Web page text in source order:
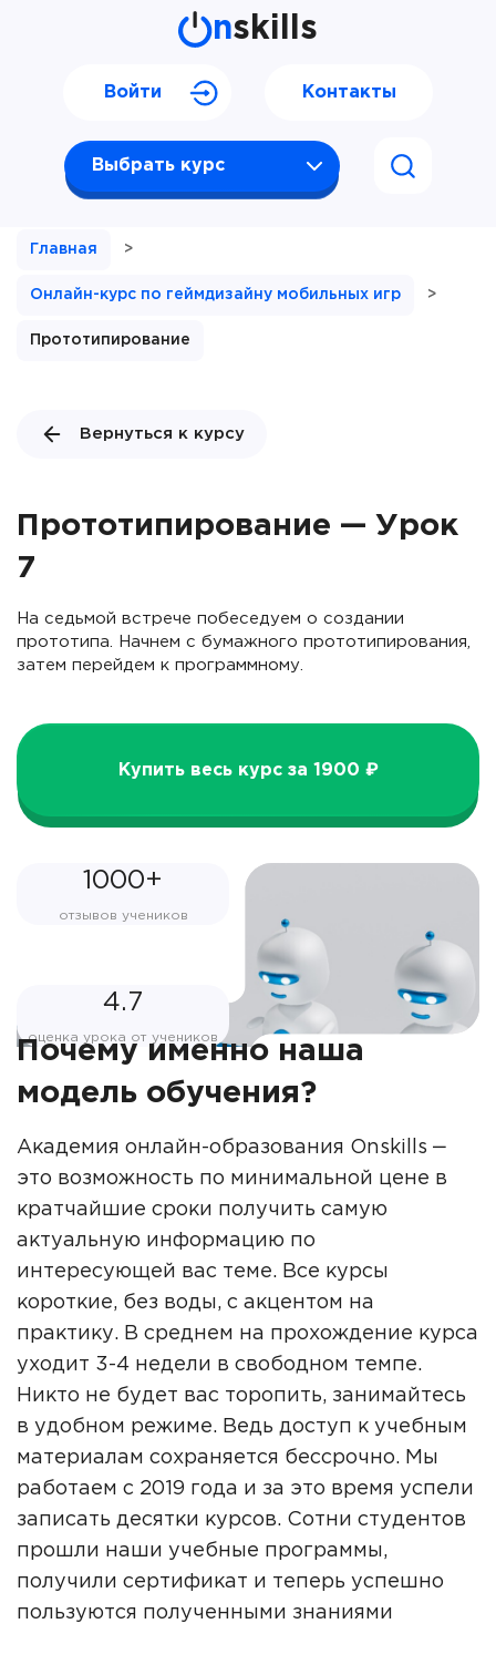
nskills
Выбрать курс
Войти Контакты
Главная >
Онлайн-курс по геймдизайну мобильных игр >
Прототипирование
Вернуться к курсу
Прототипирование — Урок
7
На седьмой встрече побеседуем о создании
прототипа. Начнем с бумажного прототипирования,
затем перейдем к программному.
Купить весь курс за 1900 ₽
1000+
отзывов учеников
4.7
оценка урока от учеников
Почему именно наша
модель обучения?
Академия онлайн-образования Onskills ‒
это возможность по минимальной цене в
кратчайшие сроки получить самую
актуальную информацию по
интересующей вас теме. Все курсы
короткие, без воды, с акцентом на
практику. В среднем на прохождение курса
уходит 3-4 недели в свободном темпе.
Никто не будет вас торопить, занимайтесь
в удобном режиме. Ведь доступ к учебным
материалам сохраняется бессрочно. Мы
работаем с 2019 года и за это время успели
записать десятки курсов. Сотни студентов
прошли наши учебные программы,
получили сертификат и теперь успешно
пользуются полученными знаниями